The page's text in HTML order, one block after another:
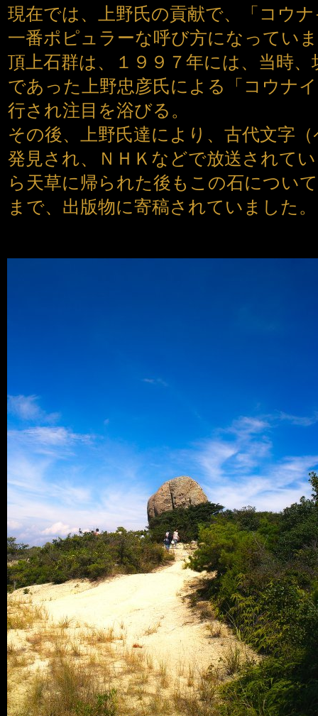
現在では、上野氏の貢献で、「コウ
一番ポピュラーな呼び方になってい
頂上石群は、１９９７年には、当時
であった上野忠彦氏による「コウナ
行され注目を浴びる。
その後、上野氏達により、古代文字
発見され、ＮＨＫなどで放送されて
ら天草に帰られた後もこの石につい
まで、出版物に寄稿されていました。